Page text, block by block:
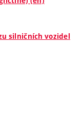
silničních vozidel